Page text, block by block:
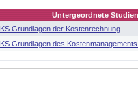
Untergeordnete
KS Grundlagen der Kostenrechnung
KS Grundlagen des